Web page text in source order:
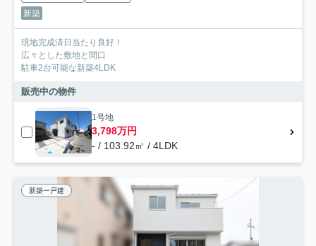
新築
現地完成済日当たり良好！
広々とした敷地と間口
駐車2台可能な新築4LDK
販売中の物件
1号地
3,798万円
- / 103.92㎡ / 4LDK
新築一戸建